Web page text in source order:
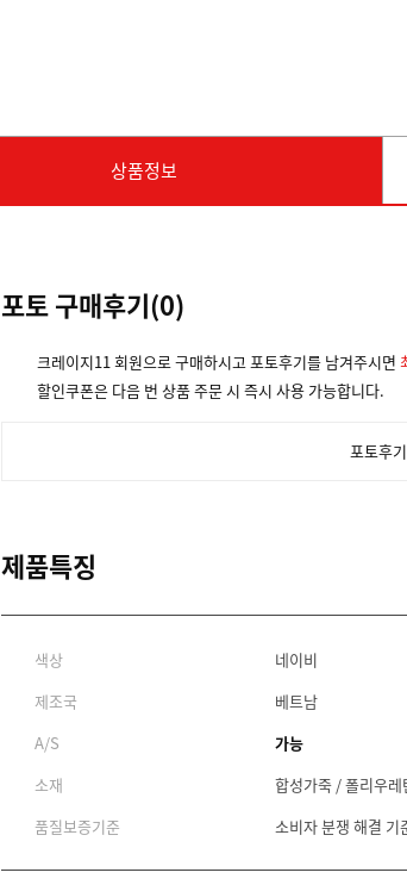
상품정보
포토 구매후기(0)
크레이지11 회원으로 구매하시고 포토후기를 남겨주시면
할인쿠폰은 다음 번 상품 주문 시 즉시 사용 가능합니다.
포토후
제품특징
색상
네이비
제조국
베트남
A/S
가능
소재
합성가죽 / 폴리우
품질보증기준
소비자 분쟁 해결 기